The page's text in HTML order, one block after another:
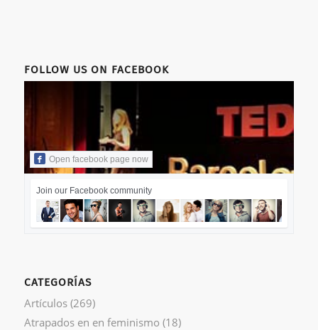
FOLLOW US ON FACEBOOK
Open facebook page now
Join our Facebook community
CATEGORÍAS
Artículos(269)
Atrapados en en feminismo (18)